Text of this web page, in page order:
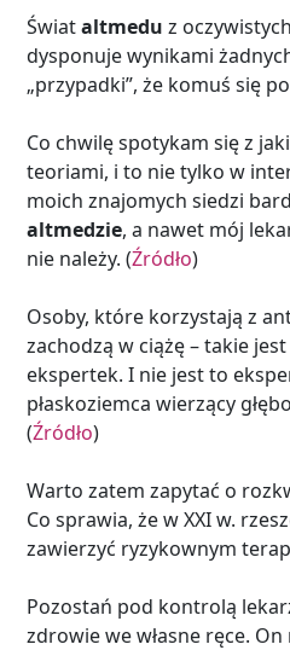
Świataltmedu z
dysponuje wynikami
„przypadki”, że komuś się
Co chwilę spotykam się z
teoriami, i to nie tylko w
moich znajomych siedzi
altmedzie, a nawet mój
nie należy. (Źródło)
Osoby, które korzystają z
zachodzą w ciążę – takie
ekspertek. I nie jest to
płaskoziemca wierzący
(Źródło)
Warto zatem zapytać o
Co sprawia, że w XXI w.
zawierzyć ryzykownym
Pozostań pod kontrolą
zdrowie we własne ręce.